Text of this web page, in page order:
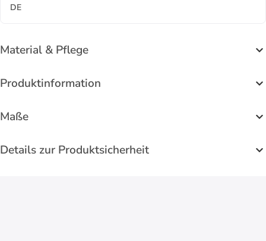
DE
Material & Pflege
Produktinformation
Maße
Details zur Produktsicherheit